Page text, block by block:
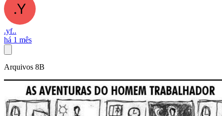
.yf..
há 1 mês
Arquivos 8B